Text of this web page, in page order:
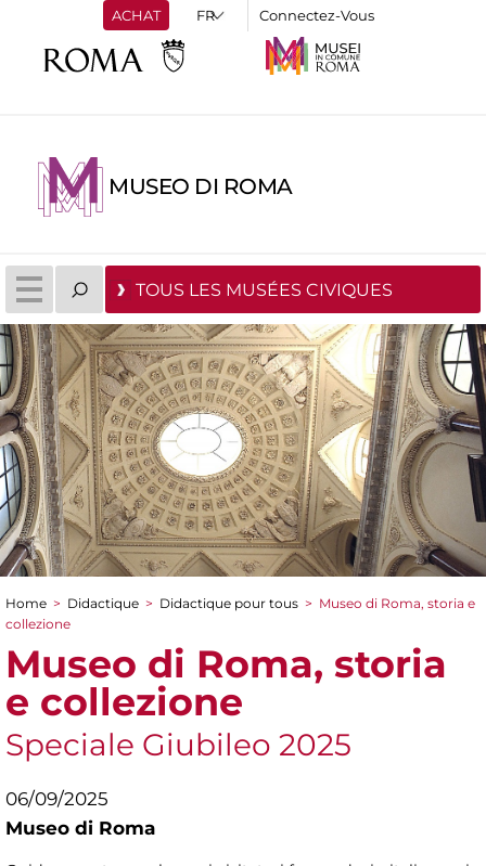
ACHAT Connectez-Vous
MUSEO DI ROMA
TOUS LES MUSÉES CIVIQUES
You are here
Home > Didactique > Didactique pour tous > Museo di Roma, storia e
collezione
Museo di Roma, storia
e collezione
Speciale Giubileo 2025
06/09/2025
Museo di Roma